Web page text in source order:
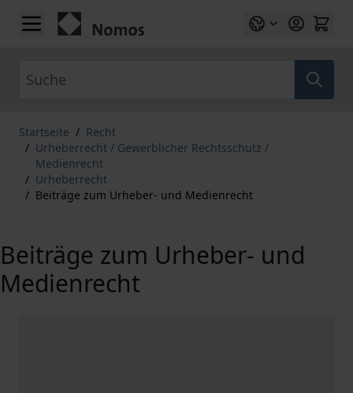
Zum Inhalt springen
Startseite / Recht
/ Urheberrecht / Gewerblicher Rechtsschutz /
Medienrecht
/ Urheberrecht
/ Beiträge zum Urheber- und Medienrecht
Beiträge zum Urheber- und
Medienrecht